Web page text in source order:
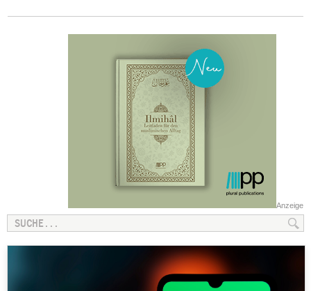
Anzeige